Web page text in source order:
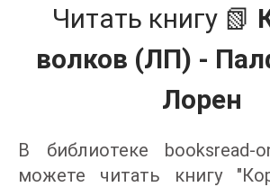
Читать книгу 📗
волков (ЛП) -
Лорен
В библиотеке booksread-
можете читать книгу